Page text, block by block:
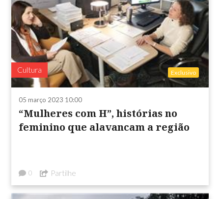
Cultura Exclusivo
05 março 2023 10:00
“Mulheres com H”, histórias no
feminino que alavancam a região
0 Partilhe